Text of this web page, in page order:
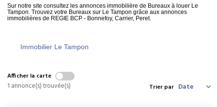
Syndic De Copropriété
Expertise Immobilière
Créer une alerte
Sur notre site consultez les annonces immobilière de Bureaux à louer Le
Tampon. Trouvez votre Bureaux sur Le Tampon grâce aux annonces
immobilières de REGIE BCP - Bonnefoy, Carrier, Peret.
Immobilier Le Tampon
Afficher la carte
1 annonce(s) trouvée(s) Trier par